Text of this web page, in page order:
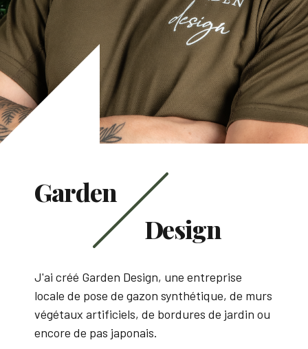
Garden
Design
J'ai créé Garden Design, une entreprise
locale de pose de gazon synthétique, de murs
végétaux artificiels, de bordures de jardin ou
encore de pas japonais.